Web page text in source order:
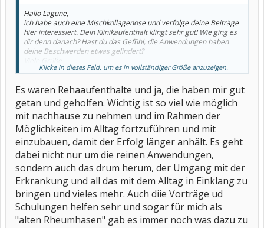
Hallo Lagune,
ich habe auch eine Mischkollagenose und verfolge deine Beiträge
hier interessiert. Dein Klinikaufenthalt klingt sehr gut! Wie ging es
dir denn danach? Hast du das Gefühl, die Anwendungen haben
deine Beschwerden etwas gelindert?
Viele Grüße
SaRosaKlicke in dieses Feld, um es in vollständiger Größe anzuzeigen.
Es waren Rehaaufenthalte und ja, die haben mir gut
getan und geholfen. Wichtig ist so viel wie möglich
mit nachhause zu nehmen und im Rahmen der
Möglichkeiten im Alltag fortzuführen und mit
einzubauen, damit der Erfolg länger anhält. Es geht
dabei nicht nur um die reinen Anwendungen,
sondern auch das drum herum, der Umgang mit der
Erkrankung und all das mit dem Alltag in Einklang zu
bringen und vieles mehr. Auch diie Vorträge ud
Schulungen helfen sehr und sogar für mich als
"alten Rheumhasen" gab es immer noch was dazu zu